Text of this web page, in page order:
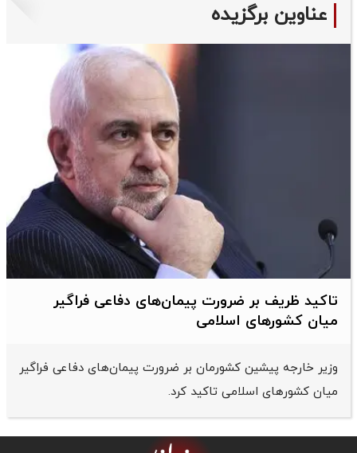
عناوین برگزیده
تاکید ظریف بر ضرورت پیمان‌های دفاعی فراگیر
میان کشورهای اسلامی
وزیر خارجه پیشین کشورمان بر ضرورت پیمان‌های دفاعی فراگیر
میان کشورهای اسلامی تاکید کرد.